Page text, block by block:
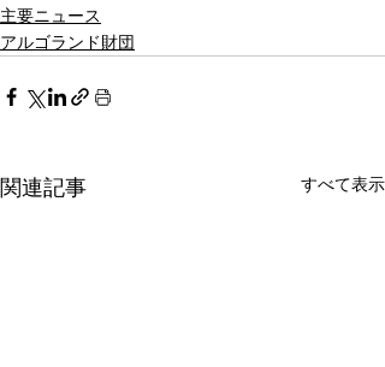
主要ニュース
アルゴランド財団
関連記事 すべて表示